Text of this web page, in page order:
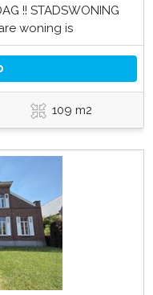
!! STADSWONING
woning is
109 m2